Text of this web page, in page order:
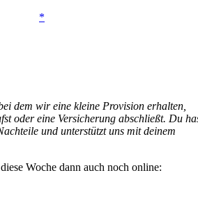
*
dem wir eine kleine Provision erhalten,
oder eine Versicherung abschließt. Du
und unterstützt uns mit deinem
Woche dann auch noch online: